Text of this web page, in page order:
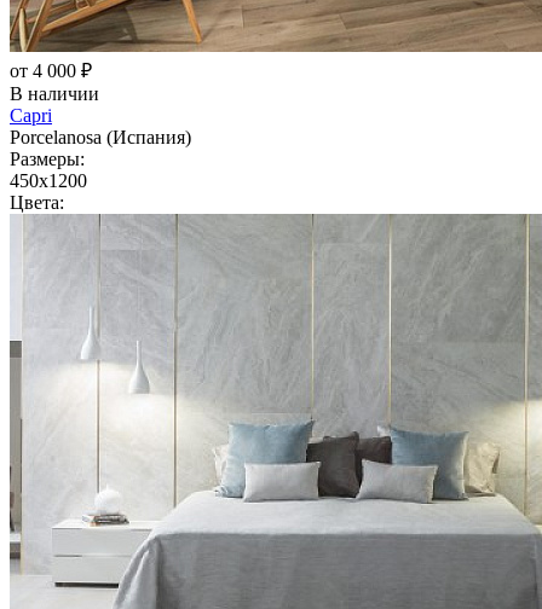
от 4 000 ₽
В наличии
Capri
Porcelanosa (Испания)
Размеры:
450x1200
Цвета: